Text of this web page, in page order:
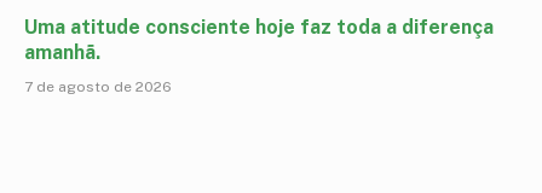
Uma atitude consciente hoje faz toda a diferença
amanhã.
7 de agosto de 2026